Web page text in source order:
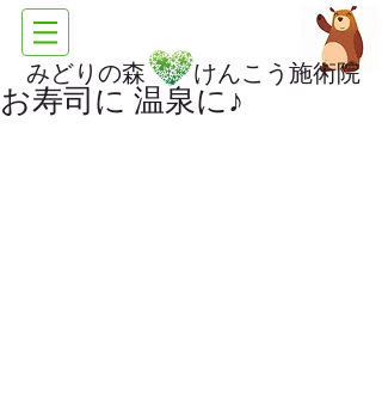
みどりの森 けんこう施術院
お寿司に 温泉に♪